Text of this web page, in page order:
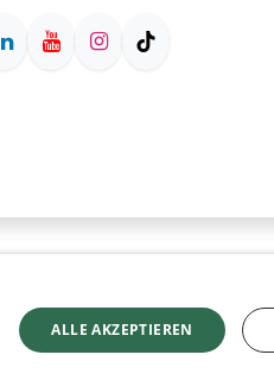
ALLE AKZEPTIEREN